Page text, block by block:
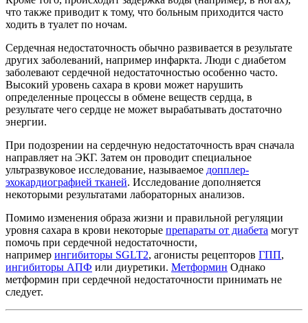
что также приводит к тому, что больным приходится часто
ходить в туалет по ночам.
Сердечная недостаточность обычно развивается в результате
других заболеваний, например инфаркта. Люди с диабетом
заболевают сердечной недостаточностью особенно часто.
Высокий уровень сахара в крови может нарушить
определенные процессы в обмене веществ сердца, в
результате чего сердце не может вырабатывать достаточно
энергии.
При подозрении на сердечную недостаточность врач сначала
направляет на ЭКГ. Затем он проводит специальное
ультразвуковое исследование, называемое допплер-
эхокардиографией тканей. Исследование дополняется
некоторыми результатами лабораторных анализов.
Помимо изменения образа жизни и правильной регуляции
уровня сахара в крови некоторые препараты от диабета могут
помочь при сердечной недостаточности,
например ингибиторы SGLT2, агонисты рецепторов ГПП,
ингибиторы АПФ или диуретики. Метформин Однако
метформин при сердечной недостаточности принимать не
следует.